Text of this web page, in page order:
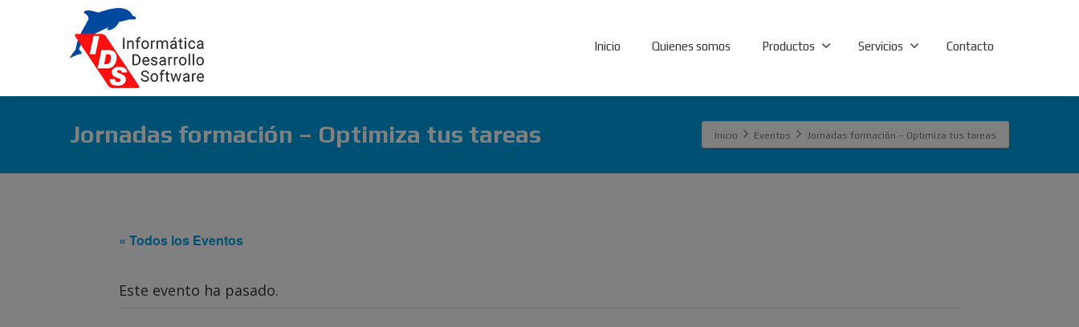
Inicio Quienes somos Productos Servicios Contacto
Jornadas formación – Optimiza tus tareas Inicio Eventos Jornadas formación – Optimiza tus tareas
« Todos los Eventos
Este evento ha pasado.